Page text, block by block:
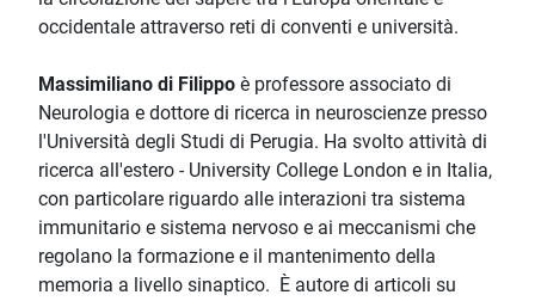
occidentale attraverso reti di conventi e università.
Massimiliano di Filippo è professore associato di
Neurologia e dottore di ricerca in neuroscienze presso
l'Università degli Studi di Perugia. Ha svolto attività di
ricerca all'estero - University College London e in Italia,
con particolare riguardo alle interazioni tra sistema
immunitario e sistema nervoso e ai meccanismi che
regolano la formazione e il mantenimento della
memoria a livello sinaptico. È autore di articoli su